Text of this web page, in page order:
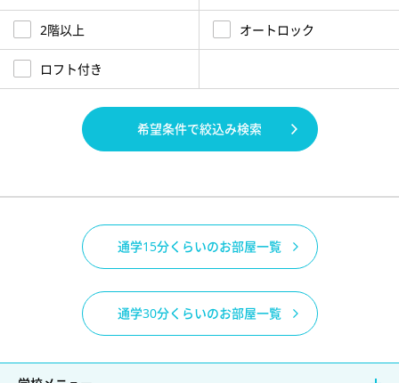
2階以上 オートロック
ロフト付き
希望条件で絞込み検索
通学15分くらいのお部屋一覧
通学30分くらいのお部屋一覧